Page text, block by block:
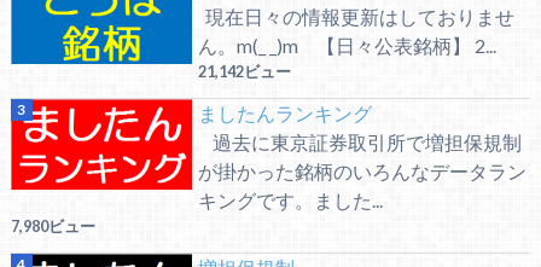
現在日々の情報更新はしておりませ
ん。m(_ _)m 【日々公表銘柄】 2...
21,142ビュー
ましたんランキング
過去に東京証券取引所で増担保規制
が掛かった銘柄のいろんなデータラン
キングです。ました...
7,980ビュー